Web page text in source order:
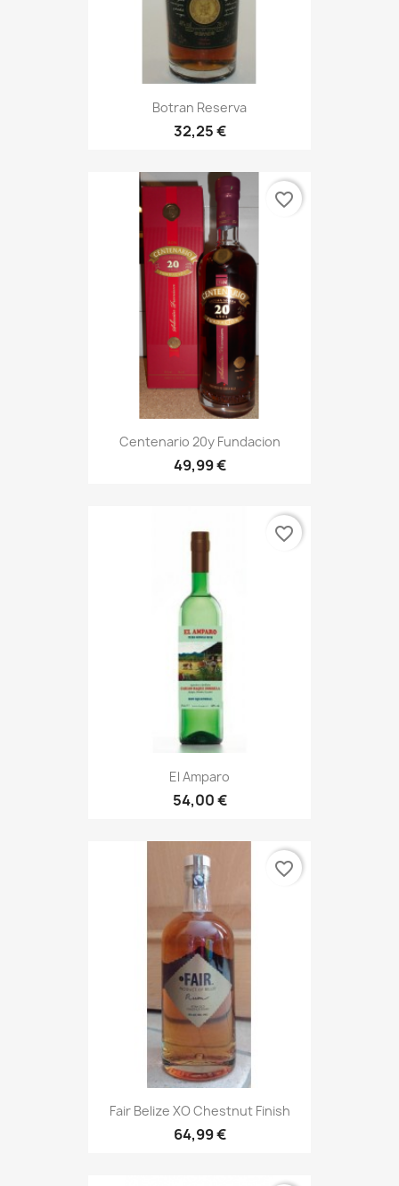
Botran Reserva
32,25 €
Centenario 20y Fundacion
49,99 €
favorite_border
El Amparo
54,00 €
favorite_border
Fair Belize XO Chestnut Finish
64,99 €
favorite_border